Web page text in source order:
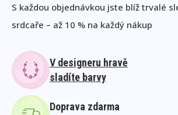
S každou objednávkou jste blíž trvalé
srdcaře – až 10 % na každý nákup
V designeru hravě
sladíte barvy
Doprava zdarma